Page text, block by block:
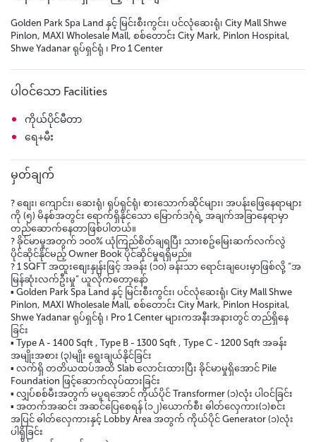
Golden Park Spa Land နှင့် မြင်းစီးကွင်း၊ ပင်လုံဆေးရုံ၊ City Mall Shwe
Pinlon, MAXI Wholesale Mall, စစ်တောင်း City Mark, Pinlon Hospital,
Shwe Yadanar ရုပ်ရှင်ရုံ ၊ Pro 1 Center
ပါဝင်သော Facilities
ကိုယ်ပိုင်မီတာ
ရေ+မီး
မှတ်ချက်
? စျေး၊ ကျောင်း၊ ဆေးရုံ၊ ရုပ်ရှင်ရုံ၊ စားသောက်ဆိုင်များ၊ အပန်းဖြေနေရာများ
ကို (၅) မိနစ်အတွင်း ရောက်ရှိနိုင်သော မြောက်ဒဂုံရဲ့ အချက်အခြာနေရာမှာ
တည်ဆောက်နေတာဖြစ်ပါတယ်။
? ခိုင်မာမှုအတွက် ၁၀၀% ယုံကြည်စိတ်ချရပြီး သားစဥ်မြေးဆက်လက်လွဲ
ပိုင်ဆိုင်နိုင်မည့် Owner Book ပိုင်ဆိုင်မှုရရှိမည်။
? 1 SQFT အထူးစျေးနှုန်းဖြင့် အခန်း (၁၀) ခန်းသာ ရောင်းချပေးမှာဖြစ်လို့ “အ
မြန်ဆုံးလက်ဦးမှု” ယူလိုက်တော့နော်
▪️ Golden Park Spa Land နှင့် မြင်းစီးကွင်း၊ ပင်လုံဆေးရုံ၊ City Mall Shwe
Pinlon, MAXI Wholesale Mall, စစ်တောင်း City Mark, Pinlon Hospital,
Shwe Yadanar ရုပ်ရှင်ရုံ ၊ Pro 1 Center များကအနီးအနားတွင် တည်ရှိနေ
ခြင်း
▪️ Type A - 1400 Sqft , Type B - 1300 Sqft , Type C - 1200 Sqft အခန်း
အမျိုးအစား (၃)မျိုး ရွေးချယ်နိုင်ခြင်း
▪️ လက်ရှိ တတိယထပ်အထိ Slab လောင်းထားပြီး ခိုင်မာမှုရှိအောင် Pile
Foundation ဖြင့်ဆောက်လုပ်ထားခြင်း
▪️ လျှပ်စစ်မီးအတွက် မပူရအောင် ကိုယ်ပိုင် Transformer (၁)လုံး ပါဝင်ခြင်း
▪️ အတက်အဆင်း အဆင်ပြေစေရန် (၁၂)ယောက်စီး ဓါတ်လှေကား(၁)စင်း
အပြင် ဓါတ်လှေကားနှင့် Lobby Area အတွက် ကိုယ်ပိုင် Generator (၁)လုံး
ပါရှိခြင်း